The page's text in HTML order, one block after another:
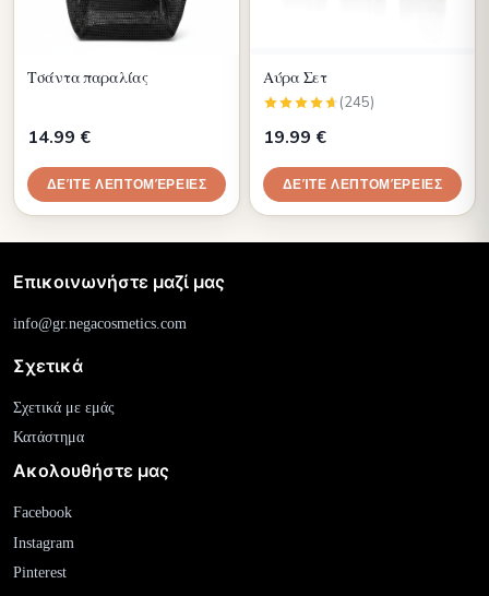
Τσάντα παραλίας
14.99 €
ΔΕΊΤΕ ΛΕΠΤΟΜΈΡΕΙΕΣ
Αύρα Σετ
(245)
19.99 €
ΔΕΊΤΕ ΛΕΠΤΟΜΈΡΕΙΕΣ
Σχετικά
Σχετικά με εμάς
Κατάστημα
Ακολουθήστε μας
Facebook
Instagram
Pinterest
Επικοινωνήστε μαζί μας
info@gr.negacosmetics.com